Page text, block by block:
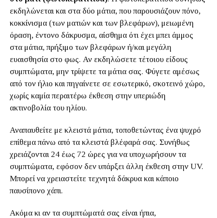
εκδηλώνεται και στα δύο μάτια, που παρουσιάζουν πόνο,
κοκκίνισμα (των ματιών και των βλεφάρων), μειωμένη
όραση, έντονο δάκρυσμα, αίσθημα ότι έχει μπει άμμος
στα μάτια, πρήξιμο των βλεφάρων ή/και μεγάλη
ευαισθησία στο φως. Αν εκδηλώσετε τέτοιου είδους
συμπτώματα, μην τρίψετε τα μάτια σας. Φύγετε αμέσως
από τον ήλιο και πηγαίνετε σε εσωτερικό, σκοτεινό χώρο,
χωρίς καμία περαιτέρω έκθεση στην υπεριώδη
ακτινοβολία του ηλίου.
Αναπαυθείτε με κλειστά μάτια, τοποθετώντας ένα ψυχρό
επίθεμα πάνω από τα κλειστά βλέφαρά σας. Συνήθως
χρειάζονται 24 έως 72 ώρες για να υποχωρήσουν τα
συμπτώματα, εφόσον δεν υπάρξει άλλη έκθεση στην UV.
Μπορεί να χρειαστείτε τεχνητά δάκρυα και κάποιο
παυσίπονο χάπι.
Ακόμα κι αν τα συμπτώματά σας είναι ήπια,